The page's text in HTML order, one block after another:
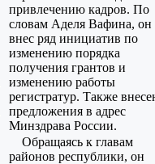
привлечению кадров. По
словам Аделя Вафина, он
внес ряд инициатив по
изменению порядка
получения грантов и
изменению работы
регистратур. Также
предложения в адрес
Минздрава России.
Обращаясь к главам
районов республики, он